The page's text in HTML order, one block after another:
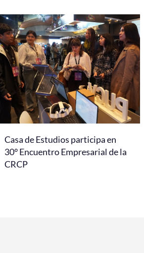
Casa de Estudios participa en
30° Encuentro Empresarial de la
CRCP